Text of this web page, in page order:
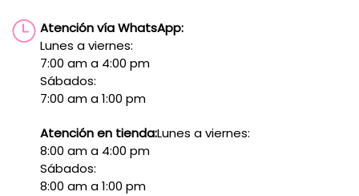
Atención vía WhatsApp:
Lunes a viernes:
7:00 am a 4:00 pm
Sábados:
7:00 am a 1:00 pm
Atención en tienda:Lunes a viernes:
8:00 am a 4:00 pm
Sábados:
8:00 am a 1:00 pm